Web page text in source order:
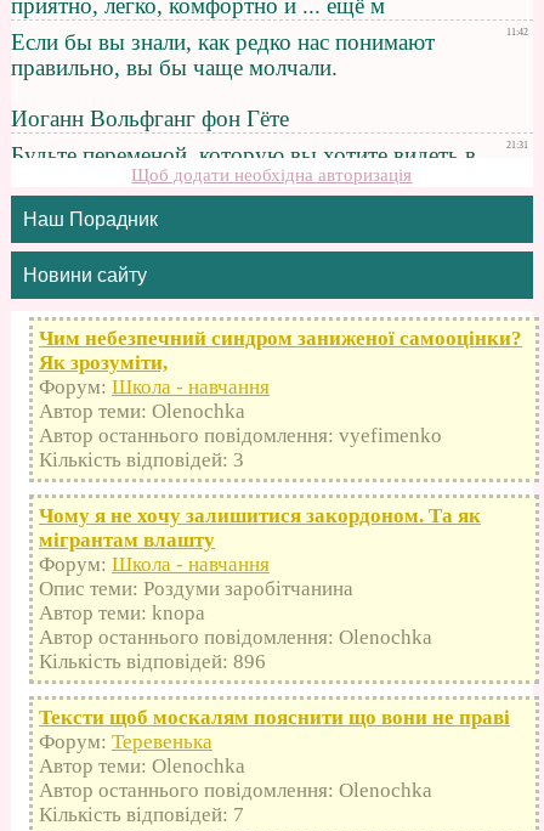
Щоб додати необхідна авторизація
Наш Порадник
Новини сайту
Чим небезпечний синдром заниженої самооцінки?
Як зрозуміти,
Форум: Школа - навчання
Автор теми: Olenochka
Автор останнього повідомлення: vyefimenko
Кількість відповідей: 3
Чому я не хочу залишитися закордоном. Та як
мігрантам влашту
Форум: Школа - навчання
Опис теми: Роздуми заробітчанина
Автор теми: knopa
Автор останнього повідомлення: Olenochka
Кількість відповідей: 896
Тексти щоб москалям пояснити що вони не праві
Форум: Теревенька
Автор теми: Olenochka
Автор останнього повідомлення: Olenochka
Кількість відповідей: 7